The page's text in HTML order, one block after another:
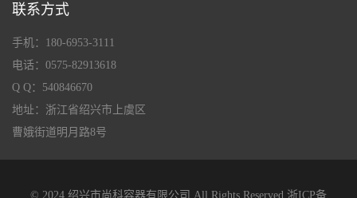
联系方式
手机：180-6953-3111
电话：0575-82913618
Q Q：540846670
地址：浙江省绍兴市上虞区
曹娥街道明月路8号
© 2024 绍兴市尚科容器有限公司 All Rights Reserved 浙ICP备